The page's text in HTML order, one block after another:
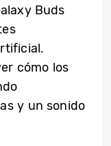
Buds
cómo los
y un sonido